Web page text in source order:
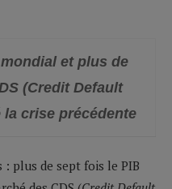
et plus de
(Credit Default
la crise précédente
: plus de sept fois le PIB